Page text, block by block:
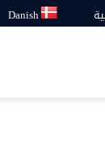
Danish